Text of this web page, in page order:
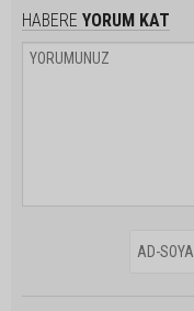
HABERE YORUM KAT